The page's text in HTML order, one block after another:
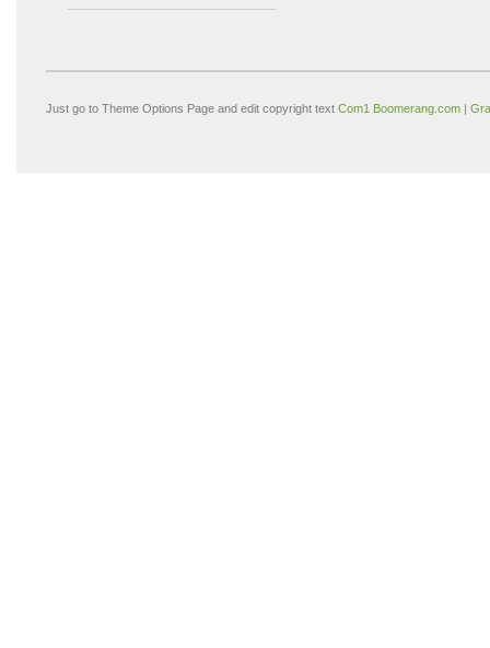
Just go to Theme Options Page and edit copyright text Com1 Boomerang.com |